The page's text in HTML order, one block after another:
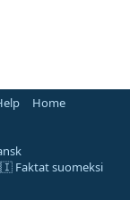
Home
Faktat suomeksi